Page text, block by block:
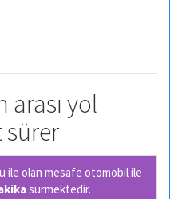
arası yol
sürer
ile olan mesafe otomobil ile
sürmektedir.